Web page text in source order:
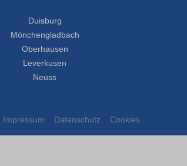
Duisburg
Mönchengladbach
Oberhausen
Leverkusen
Neuss
Impressum Datenschutz Cookies